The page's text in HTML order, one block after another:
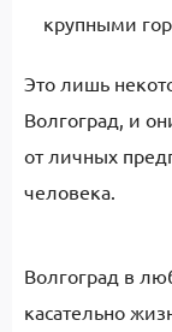
крупными
Это лишь
Волгоград, и
от личных
человека.
Волгоград в
касательно